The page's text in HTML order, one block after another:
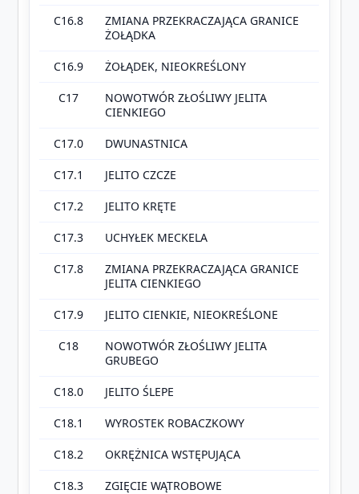
C16.8
ZMIANA PRZEKRACZAJĄCA GRANICE
ŻOŁĄDKA
C16.9 ŻOŁĄDEK, NIEOKREŚLONY
C17
NOWOTWÓR ZŁOŚLIWY JELITA
CIENKIEGO
C17.0 DWUNASTNICA
C17.1 JELITO CZCZE
C17.2 JELITO KRĘTE
C17.3 UCHYŁEK MECKELA
C17.8
ZMIANA PRZEKRACZAJĄCA GRANICE
JELITA CIENKIEGO
C17.9 JELITO CIENKIE, NIEOKREŚLONE
C18
NOWOTWÓR ZŁOŚLIWY JELITA
GRUBEGO
C18.0 JELITO ŚLEPE
C18.1 WYROSTEK ROBACZKOWY
C18.2 OKRĘŻNICA WSTĘPUJĄCA
C18.3 ZGIĘCIE WĄTROBOWE